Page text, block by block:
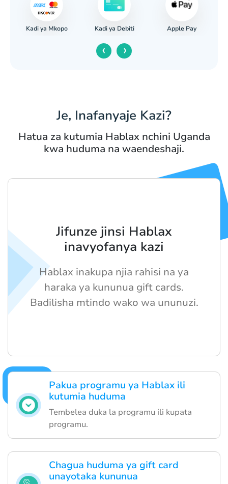
Kadi ya Mkopo Kadi ya Debiti Apple Pay
‹ ›
Je, Inafanyaje Kazi?
Hatua za kutumia Hablax nchini Uganda
kwa huduma na waendeshaji.
Pakua programu ya Hablax ili
kutumia huduma
Tembelea duka la programu ili kupata
programu.
Chagua huduma ya gift card
unayotaka kununua
Jifunze jinsi Hablax
inavyofanya kazi
Hablax inakupa njia rahisi na ya
haraka ya kununua gift cards.
Badilisha mtindo wako wa ununuzi.